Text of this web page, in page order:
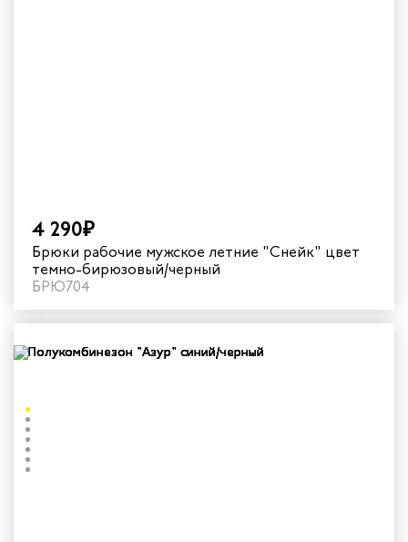
4 290₽
Брюки рабочие мужское летние "Снейк" цвет
темно-бирюзовый/черный
БРЮ704